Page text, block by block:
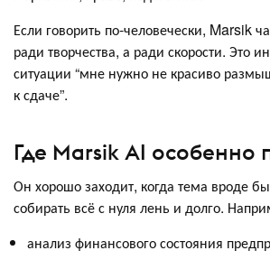
Если говорить по-человечески, Marsik
ради творчества, а ради скорости. Это
ситуации “мне нужно не красиво
к сдаче”.
Где Marsik AI особенно
Он хорошо заходит, когда тема вроде
собирать всё с нуля лень и долго.
анализ финансового состояния